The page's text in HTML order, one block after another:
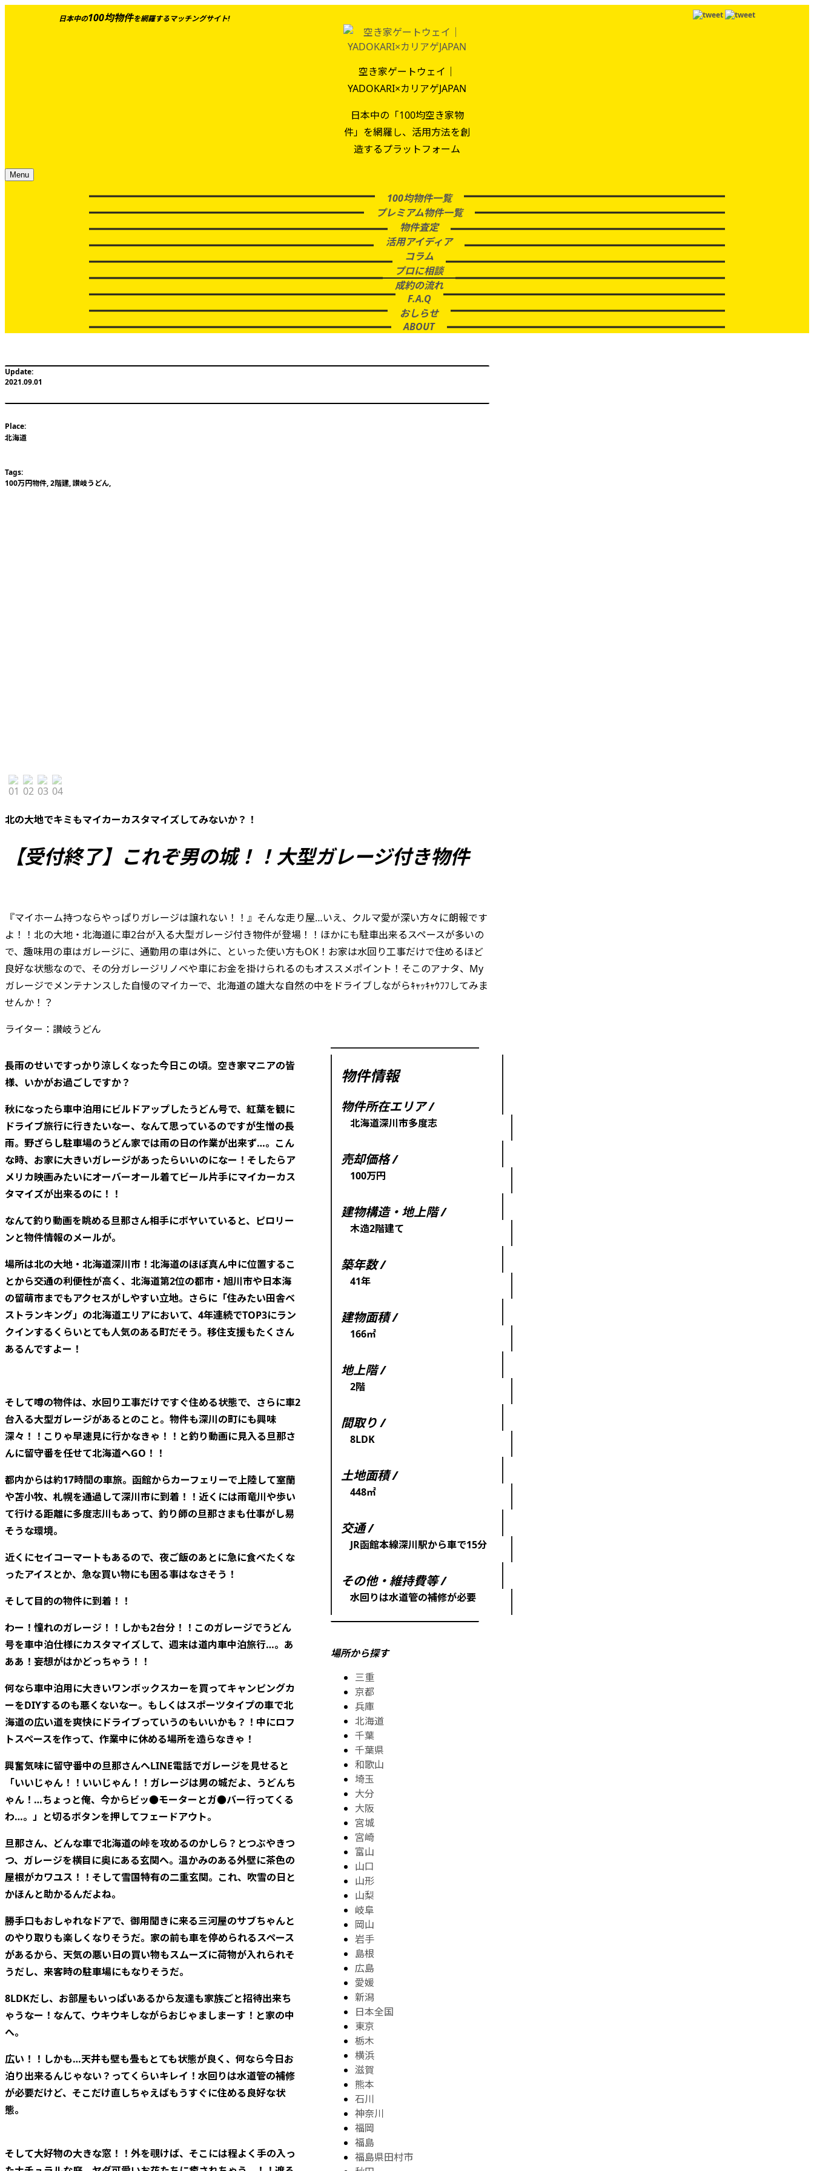
日本中の100均物件を網羅するマッチングサイト!
空き家ゲートウェイ｜
YADOKARI×カリアゲJAPAN
日本中の「100均空き家物
件」を網羅し、活用方法を創
造するプラットフォーム
Menu
100均物件一覧
プレミアム物件一覧
物件査定
活用アイディア
コラム
プロに相談
成約の流れ
F.A.Q
おしらせ
ABOUT
2021.09.01
北海道
100万円物件,2階建,讃岐うどん,
北の大地でキミもマイカーカスタマイズしてみないか？！
【受付終了】これぞ男の城！！大型ガレージ付き物件
『マイホーム持つならやっぱりガレージは譲れない！！』そんな走り屋…いえ、クルマ愛が深い方々に朗報です
よ！！北の大地・北海道に車2台が入る大型ガレージ付き物件が登場！！ほかにも駐車出来るスペースが多いの
で、趣味用の車はガレージに、通勤用の車は外に、といった使い方もOK！お家は水回り工事だけで住めるほど
良好な状態なので、その分ガレージリノベや車にお金を掛けられるのもオススメポイント！そこのアナタ、My
ガレージでメンテナンスした自慢のマイカーで、北海道の雄大な自然の中をドライブしながらｷｬｯｷｬｳﾌﾌしてみま
せんか！？
ライター：讃岐うどん
長雨のせいですっかり涼しくなった今日この頃。空き家マニアの皆
様、いかがお過ごしですか？
秋になったら車中泊用にビルドアップしたうどん号で、紅葉を観に
ドライブ旅行に行きたいなー、なんて思っているのですが生憎の長
雨。野ざらし駐車場のうどん家では雨の日の作業が出来ず…。こん
な時、お家に大きいガレージがあったらいいのになー！そしたらア
メリカ映画みたいにオーバーオール着てビール片手にマイカーカス
タマイズが出来るのに！！
なんて釣り動画を眺める旦那さん相手にボヤいていると、ピロリー
ンと物件情報のメールが。
場所は北の大地・北海道深川市！北海道のほぼ真ん中に位置するこ
とから交通の利便性が高く、北海道第2位の都市・旭川市や日本海
の留萌市までもアクセスがしやすい立地。さらに「住みたい田舎ベ
ストランキング」の北海道エリアにおいて、4年連続でTOP3にラン
クインするくらいとても人気のある町だそう。移住支援もたくさん
あるんですよー！
そして噂の物件は、水回り工事だけですぐ住める状態で、さらに車2
台入る大型ガレージがあるとのこと。物件も深川の町にも興味
深々！！こりゃ早速見に行かなきゃ！！と釣り動画に見入る旦那さ
んに留守番を任せて北海道へGO！！
都内からは約17時間の車旅。函館からカーフェリーで上陸して室蘭
や苫小牧、札幌を通過して深川市に到着！！近くには雨竜川や歩い
て行ける距離に多度志川もあって、釣り師の旦那さまも仕事がし易
そうな環境。
近くにセイコーマートもあるので、夜ご飯のあとに急に食べたくな
ったアイスとか、急な買い物にも困る事はなさそう！
そして目的の物件に到着！！
わー！憧れのガレージ！！しかも2台分！！このガレージでうどん
号を車中泊仕様にカスタマイズして、週末は道内車中泊旅行…。あ
ああ！妄想がはかどっちゃう！！
何なら車中泊用に大きいワンボックスカーを買ってキャンピングカ
ーをDIYするのも悪くないなー。もしくはスポーツタイプの車で北
海道の広い道を爽快にドライブっていうのもいいかも？！中にロフ
トスペースを作って、作業中に休める場所を造らなきゃ！
興奮気味に留守番中の旦那さんへLINE電話でガレージを見せると
「いいじゃん！！いいじゃん！！ガレージは男の城だよ、うどんち
ゃん！…ちょっと俺、今からビッ●モーターとガ●バー行ってくる
わ…。」と切るボタンを押してフェードアウト。
旦那さん、どんな車で北海道の峠を攻めるのかしら？とつぶやきつ
つ、ガレージを横目に奥にある玄関へ。温かみのある外壁に茶色の
屋根がカワユス！！そして雪国特有の二重玄関。これ、吹雪の日と
かほんと助かるんだよね。
勝手口もおしゃれなドアで、御用聞きに来る三河屋のサブちゃんと
のやり取りも楽しくなりそうだ。家の前も車を停められるスペース
があるから、天気の悪い日の買い物もスムーズに荷物が入れられそ
うだし、来客時の駐車場にもなりそうだ。
8LDKだし、お部屋もいっぱいあるから友達も家族ごと招待出来ち
ゃうなー！なんて、ウキウキしながらおじゃましまーす！と家の中
へ。
広い！！しかも…天井も壁も畳もとても状態が良く、何なら今日お
泊り出来るんじゃない？ってくらいキレイ！水回りは水道管の補修
が必要だけど、そこだけ直しちゃえばもうすぐに住める良好な状
態。
そして大好物の大きな窓！！外を覗けば、そこには程よく手の入っ
物件情報
物件所在エリア /
北海道深川市多度志
売却価格 /
100万円
建物構造・地上階 /
木造2階建て
築年数 /
41年
建物面積 /
166㎡
地上階 /
2階
間取り /
8LDK
土地面積 /
448㎡
交通 /
JR函館本線深川駅から車で15分
その他・維持費等 /
水回りは水道管の補修が必要
場所から探す
三重
京都
兵庫
北海道
千葉
千葉県
和歌山
埼玉
大分
大阪
宮城
宮崎
富山
山口
山形
山梨
岐阜
岡山
岩手
島根
広島
愛媛
新潟
日本全国
東京
栃木
横浜
滋賀
熊本
石川
神奈川
福岡
福島
福島県田村市